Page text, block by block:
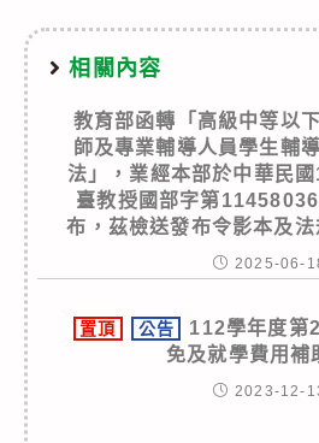
相關內容
教育部函轉「高級中等以
師及專業輔導人員學生輔
法」，業經本部於中華民
臺教授國部字第
布，茲檢送發布令影本及
2025-06-
置頂 公告
112學年度第
免及就學費用補
2023-12-